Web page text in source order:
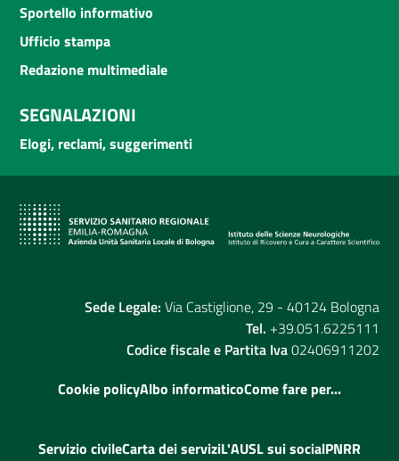
Sportello informativo
Ufficio stampa
Redazione multimediale
SEGNALAZIONI
Elogi, reclami, suggerimenti
Sede Legale: Via Castiglione, 29 - 40124 Bologna
Tel. +39.051.6225111
Codice fiscale e Partita Iva02406911202
Cookie policyAlbo informaticoCome fare per...
Servizio civileCarta dei serviziL'AUSL sui socialPNRR